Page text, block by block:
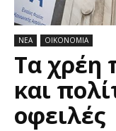
ΝΕΑ ΟΙΚΟΝΟΜΙΑ
Τα χρέη
και
οφειλές